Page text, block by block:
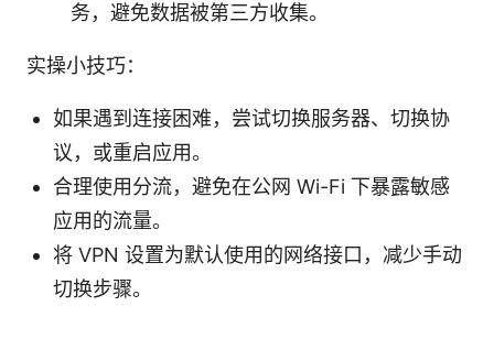
务，避免数据被第三方收集。
实操小技巧：
如果遇到连接困难，尝试切换服务器、切换协
议，或重启应用。
合理使用分流，避免在公网 Wi-Fi 下暴露敏感
应用的流量。
将 VPN 设置为默认使用的网络接口，减少手动
切换步骤。